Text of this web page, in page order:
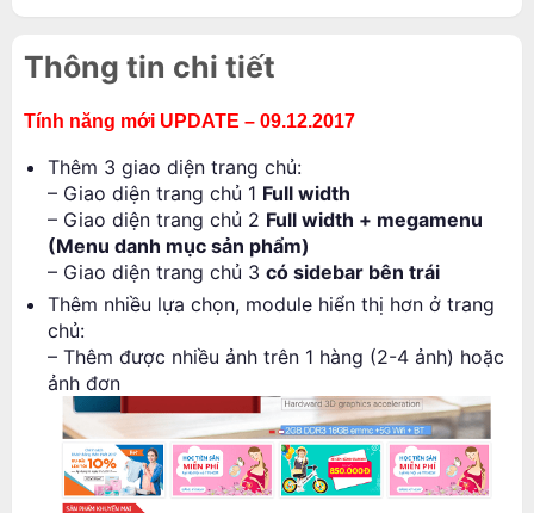
Thông tin chi tiết
Tính năng mới UPDATE – 09.12.2017
Thêm 3 giao diện trang chủ:
– Giao diện trang chủ 1 Full width
– Giao diện trang chủ 2 Full width + megamenu
(Menu danh mục sản phẩm)
– Giao diện trang chủ 3 có sidebar bên trái
Thêm nhiều lựa chọn, module hiển thị hơn ở trang
chủ:
– Thêm được nhiều ảnh trên 1 hàng (2-4 ảnh) hoặc
ảnh đơn